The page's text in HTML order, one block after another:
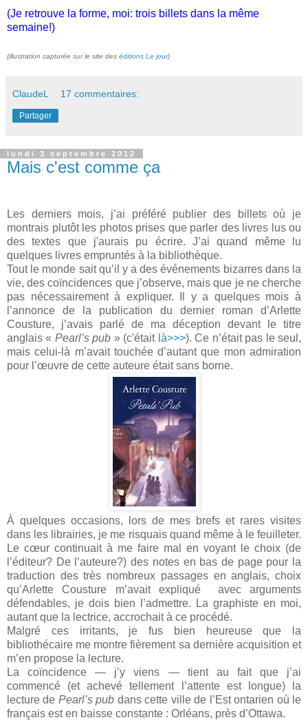
(Je retrouve la forme, moi: trois billets dans la même
semaine!)
(illustration capturée sur le site des éditions Le jour)
ClaudeL 17 commentaires:
Partager
lundi 3 septembre 2012
Mais c'est comme ça
Les derniers mois, j’ai préféré publier des billets où je
montrais plutôt les photos prises que parler des livres lus ou
des textes que j'aurais pu écrire. J’ai quand même lu
quelques livres empruntés à la bibliothèque.
Tout le monde sait qu’il y a des événements bizarres dans la
vie, des coïncidences que j’observe, mais que je ne cherche
pas nécessairement à expliquer. Il y a quelques mois à
l’annonce de la publication du dernier roman d’Arlette
Cousture, j’avais parlé de ma déception devant le titre
anglais « Pearl’s pub » (c'était là>>>). Ce n’était pas le seul,
mais celui-là m’avait touchée d’autant que mon admiration
pour l’œuvre de cette auteure était sans borne.
À quelques occasions, lors de mes brefs et rares visites
dans les librairies, je me risquais quand même à le feuilleter.
Le cœur continuait à me faire mal en voyant le choix (de
l’éditeur? De l’auteure?) des notes en bas de page pour la
traduction des très nombreux passages en anglais, choix
qu’Arlette Cousture m’avait expliqué avec arguments
défendables, je dois bien l’admettre. La graphiste en moi,
autant que la lectrice, accrochait à ce procédé.
Malgré ces irritants, je fus bien heureuse que la
bibliothécaire me montre fièrement sa dernière acquisition et
m’en propose la lecture.
La coïncidence — j’y viens — tient au fait que j’ai
commencé (et achevé tellement l’attente est longue) la
lecture de Pearl’s pub dans cette ville de l’Est ontarien où le
français est en baisse constante : Orléans, près d’Ottawa.